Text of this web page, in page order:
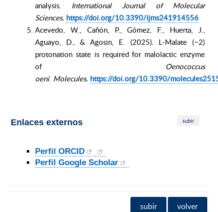
analysis. International Journal of Molecular
Sciences. https://doi.org/10.3390/ijms241914556
Acevedo, W., Cañón, P., Gómez, F., Huerta, J.,
Aguayo, D., & Agosin, E. (2025). L-Malate (−2)
protonation state is required for malolactic enzyme
of Oenococcus
oeni. Molecules. https://doi.org/10.3390/
Enlaces externos subir
Perfil ORCID
Perfil Google Scholar
subir volver